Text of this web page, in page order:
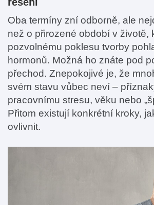
Oba termíny zní odborně, ale
než o přirozené období v životě,
pozvolnému poklesu tvorby
hormonů. Možná ho znáte pod
přechod. Znepokojivé je, že
svém stavu vůbec neví –
pracovnímu stresu, věku nebo
Přitom existují konkrétní kroky,
ovlivnit.